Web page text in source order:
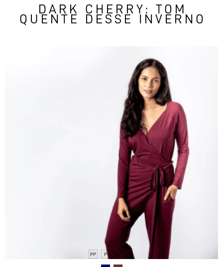
DARK CHERRY: TOM
QUENTE DESSE INVERNO
PP P M +2